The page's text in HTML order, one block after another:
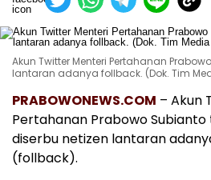
Akun Twitter Menteri Pertahanan
lantaran adanya follback. (Dok. Tim
PRABOWONEWS.COM – Akun
Pertahanan Prabowo
diserbu netizen lantaran
(follback).